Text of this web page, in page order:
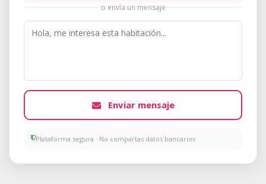
o envía un mensaje
Enviar mensaje
Plataforma segura · No compartas datos bancarios